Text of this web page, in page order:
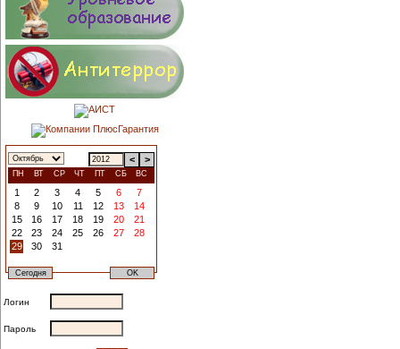
< >
ПН ВТ СР ЧТ ПТ СБ ВС
1 2 3 4 5 6
7
8
9 10 11 12 13
14
15
16 17 18 19 20
21
22
23 24 25 26 27
28
29
30 31
Логин
Пароль